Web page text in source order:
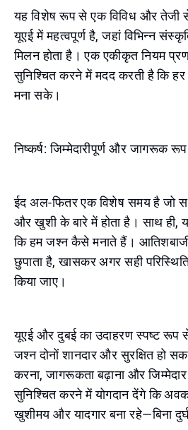
यह विशेष रूप से एक विविध और तेजी
यूएई में महत्वपूर्ण है, जहां विभिन्न
मिलन होता है। एक एकीकृत नियम
सुनिश्चित करने में मदद करती है कि
मना सके।
निष्कर्ष: जिम्मेदारीपूर्ण और जागरूक
ईद अल-फितर एक विशेष समय है जो
और खुशी के बारे में होता है। साथ ही,
कि हम जश्न कैसे मनाते हैं।
छुपाता है, खासकर अगर सही
किया जाए।
यूएई और दुबई का उदाहरण स्पष्ट रूप
जश्न दोनों शानदार और सुरक्षित हो
करना, जागरूकता बढ़ाना और
सुनिश्चित करने में योगदान देंगे कि
खुशीमय और यादगार बना रहे—बिना